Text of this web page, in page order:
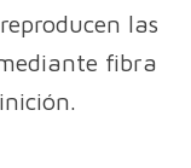
las
fibra